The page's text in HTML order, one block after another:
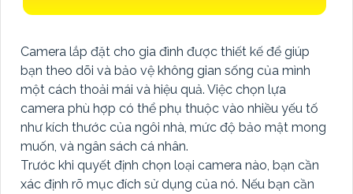
Camera lắp đặt cho gia đình được thiết kế để giúp
bạn theo dõi và bảo vệ không gian sống của mình
một cách thoải mái và hiệu quả. Việc chọn lựa
camera phù hợp có thể phụ thuộc vào nhiều yếu tố
như kích thước của ngôi nhà, mức độ bảo mật mong
muốn, và ngân sách cá nhân.
Trước khi quyết định chọn loại camera nào, bạn cần
xác định rõ mục đích sử dụng của nó. Nếu bạn cần